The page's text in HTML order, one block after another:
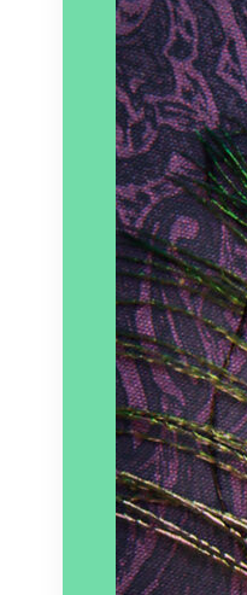
Éditeur :
Paru le16/